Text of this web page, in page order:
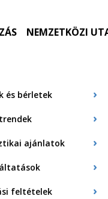
NEMZETKÖZI
és bérletek
ajánlatok
feltételek